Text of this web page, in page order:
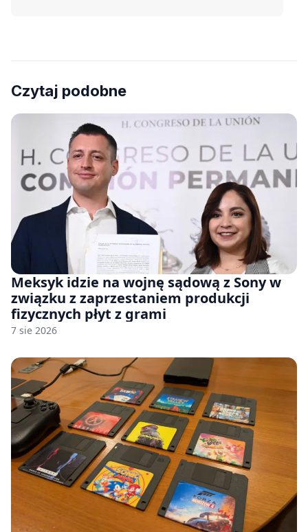
Czytaj podobne
Meksyk idzie na wojnę sądową z Sony w
związku z zaprzestaniem produkcji
fizycznych płyt z grami
7 sie 2026